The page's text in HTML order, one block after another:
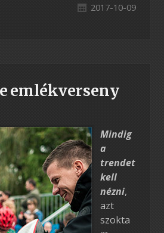
2017-10-09
emlékverseny
Mindig
a
trendet
kell
nézni,
azt
szokta